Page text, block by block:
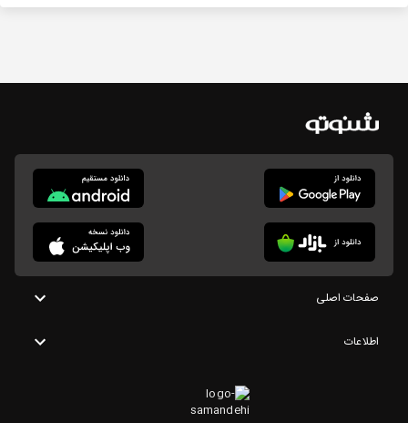
صفحات اصلی
اطلاعات